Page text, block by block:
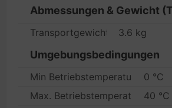
Abmessungen & Gewicht
Transportgewicht 3.6 kg
Umgebungsbedingungen
Min Betriebstemperatur
0 °C
Max. Betriebstemperatur
40 °C